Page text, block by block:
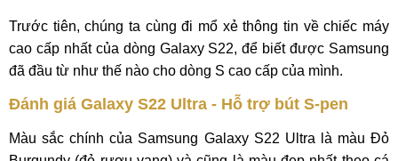
Trước tiên, chúng ta cùng đi mổ xẻ thông tin về chiếc máy
cao cấp nhất của dòng Galaxy S22, để biết được Samsung
đã đầu từ như thế nào cho dòng S cao cấp của mình.
Đánh giá Galaxy S22 Ultra - Hỗ trợ bút S-pen
Màu sắc chính của Samsung Galaxy S22 Ultra là màu Đỏ